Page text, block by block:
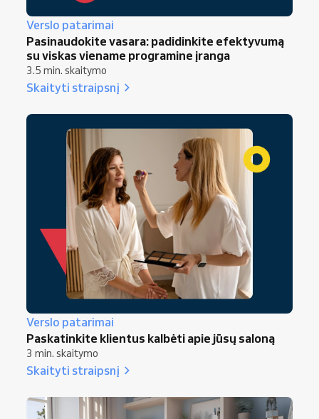
Verslo patarimai
Pasinaudokite vasara: padidinkite efektyvumą
su viskas viename programine įranga
3.5 min. skaitymo
Skaityti straipsnį
Verslo patarimai
Paskatinkite klientus kalbėti apie jūsų saloną
3 min. skaitymo
Skaityti straipsnį